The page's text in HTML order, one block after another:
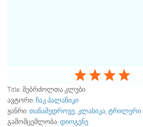
Title: მებრძოლთა კლუბი
ავტორი: ჩაკ პალანიკი
ჟანრი: თანამედროვე, კლასიკა, ტრილერი
გამომცემლობა: დიოგენე